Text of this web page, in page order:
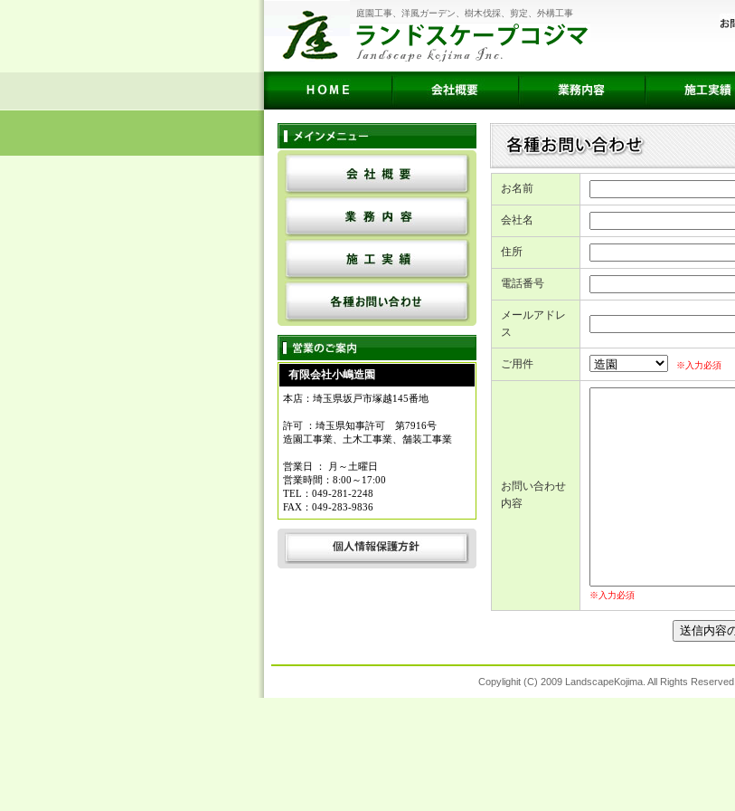
庭園工事、洋風ガーデン、樹木伐採、剪定、外構工事
有限会社小嶋造園
本店：埼玉県坂戸市塚越145番地
許可 ：埼玉県知事許可 第7916号
造園工事業、土木工事業、舗装工事業
営業日 ： 月～土曜日
営業時間：8:00～17:00
TEL：049-281-2248
FAX：049-283-9836
お名前
会社名
住所
電話番号
メールアドレ
ス
ご用件 ※入力必須
お問い合わせ
内容
※入力必須
Copylighit (C) 2009 LandscapeKojima. All Rights Reserved.